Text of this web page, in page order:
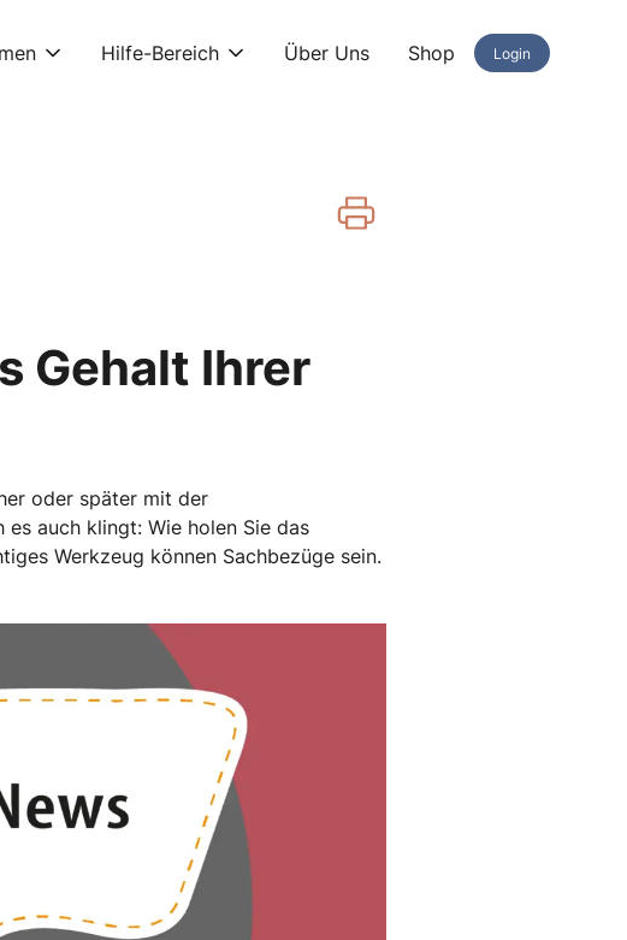
Hilfe-Bereich Über Uns Shop Login
Gehalt Ihrer
oder später mit der
auch klingt: Wie holen Sie das
Werkzeug können Sachbezüge sein.